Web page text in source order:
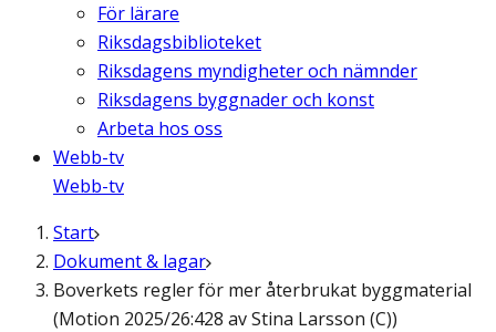
För lärare
Riksdagsbiblioteket
Riksdagens myndigheter och nämnder
Riksdagens byggnader och konst
Arbeta hos oss
Webb-tv
Webb-tv
Start
Dokument & lagar
Boverkets regler för mer återbrukat byggmaterial
(Motion 2025/26:428 av Stina Larsson (C))